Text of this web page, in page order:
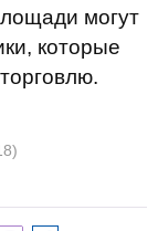
могут
которые